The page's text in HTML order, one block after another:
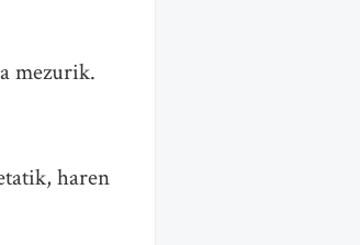
mezurik.
haren